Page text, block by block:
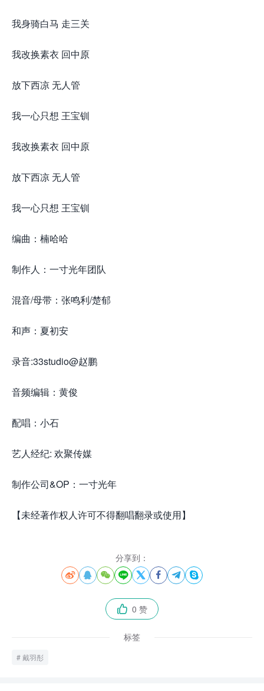
我身骑白马 走三关
我改换素衣 回中原
放下西凉 无人管
我一心只想 王宝钏
我改换素衣 回中原
放下西凉 无人管
我一心只想 王宝钏
编曲：楠哈哈
制作人：一寸光年团队
混音/母带：张鸣利/楚郁
和声：夏初安
录音:33studio@赵鹏
音频编辑：黄俊
配唱：小石
艺人经纪: 欢聚传媒
制作公司&OP：一寸光年
【未经著作权人许可不得翻唱翻录或使用】
分享到：
       
 0 赞
标签
戴羽彤